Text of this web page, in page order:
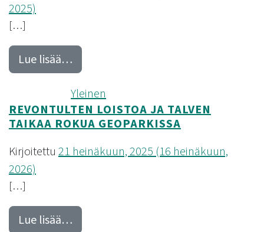
2025)
[…]
Lue lisää…
Yleinen
REVONTULTEN LOISTOA JA TALVEN
TAIKAA ROKUA GEOPARKISSA
Kirjoitettu 21 heinäkuun, 2025(16 heinäkuun,
2026)
[…]
Lue lisää…